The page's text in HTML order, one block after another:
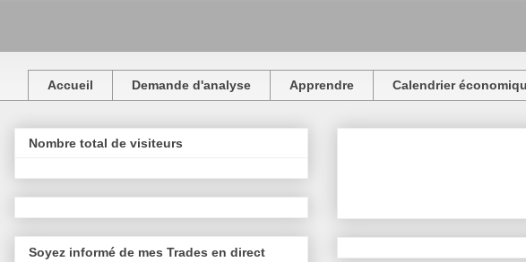
Accueil Demande d'analyse Apprendre Calendrier
Nombre total de visiteurs
Soyez informé de mes Trades en direct